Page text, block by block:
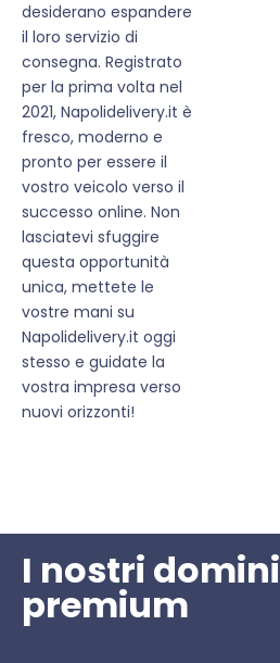
desiderano espandere
il loro servizio di
consegna. Registrato
per la prima volta nel
2021, Napolidelivery.it è
fresco, moderno e
pronto per essere il
vostro veicolo verso il
successo online. Non
lasciatevi sfuggire
questa opportunità
unica, mettete le
vostre mani su
Napolidelivery.it oggi
stesso e guidate la
vostra impresa verso
nuovi orizzonti!
I nostri domini
premium